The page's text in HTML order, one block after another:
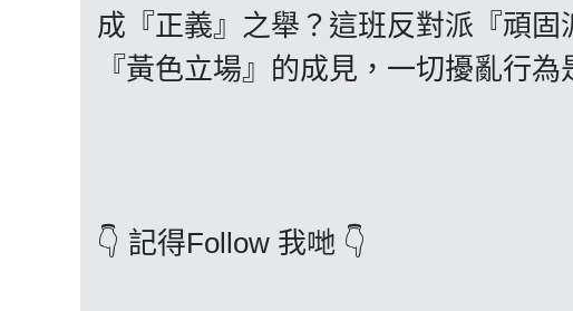
成『正義』之舉？這班反對派『頑
『黃色立場』的成見，一切擾亂行為
👇 記得Follow 我哋 👇